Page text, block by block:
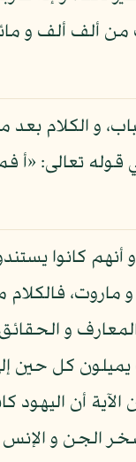
من ألف ألف و
و الكلام
تعالى: «أ
كانوا
ماروت،
و
كل حين
أن اليهود
الجن و